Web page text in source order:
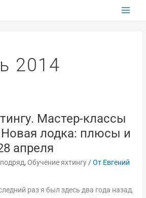
2014
Мастер-классы
лодка: плюсы и
апреля
, Обучение яхтингу/ От Евгений
раз я был здесь два года назад.